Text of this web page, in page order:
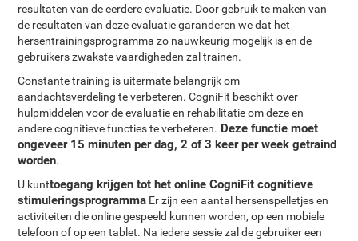
resultaten van de eerdere evaluatie. Door gebruik te maken van
de resultaten van deze evaluatie garanderen we dat het
hersentrainingsprogramma zo nauwkeurig mogelijk is en de
gebruikers zwakste vaardigheden zal trainen.
Constante training is uitermate belangrijk om
aandachtsverdeling te verbeteren. CogniFit beschikt over
hulpmiddelen voor de evaluatie en rehabilitatie om deze en
andere cognitieve functies te verbeteren. Deze functie moet
ongeveer 15 minuten per dag, 2 of 3 keer per week getraind
worden.
U kunttoegang krijgen tot het online CogniFit cognitieve
stimuleringsprogramma Er zijn een aantal hersenspelletjes en
activiteiten die online gespeeld kunnen worden, op een mobiele
telefoon of op een tablet. Na iedere sessie zal de gebruiker een